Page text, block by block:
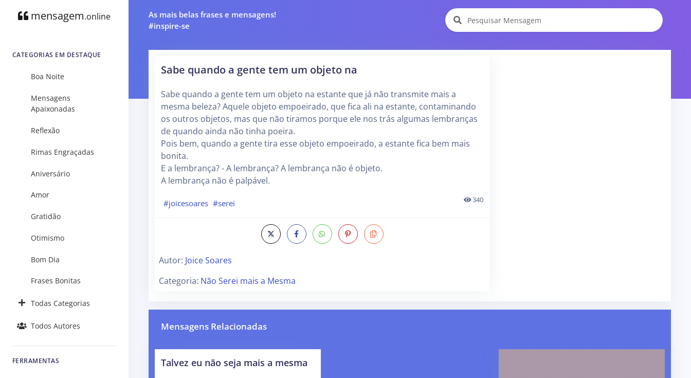
mensagem.online
CATEGORIAS EM DESTAQUE
Boa Noite
Mensagens
Apaixonadas
Reflexão
Rimas Engraçadas
Aniversário
Amor
Gratidão
Otimismo
Bom Dia
Frases Bonitas
Todas Categorias
Todos Autores
FERRAMENTAS
As mais belas frases e mensagens!
#inspire-se
Sabe quando a gente tem um objeto na
Sabe quando a gente tem um objeto na estante que já não transmite mais a
mesma beleza? Aquele objeto empoeirado, que fica ali na estante, contaminando
os outros objetos, mas que não tiramos porque ele nos trás algumas lembranças
de quando ainda não tinha poeira.
Pois bem, quando a gente tira esse objeto empoeirado, a estante fica bem mais
bonita.
E a lembrança? - A lembrança? A lembrança não é objeto.
A lembrança não é palpável.
#joicesoares #serei 340
Autor: Joice Soares
Categoria: Não Serei mais a Mesma
Mensagens Relacionadas
Talvez eu não seja mais a mesma